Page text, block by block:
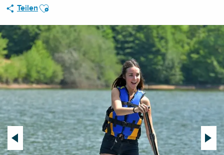
Teilen Ajouter aux favoris